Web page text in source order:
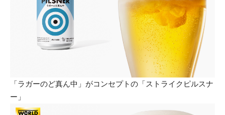
「ラガーのど真ん中」がコンセプトの「ストライクピルスナ
ー」